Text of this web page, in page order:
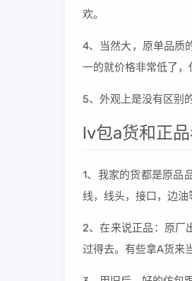
欢。
4、当然大，原单品质
一的就价格非常低了，
5、外观上是没有区别
lv包a货和正
1、我家的货都是原品
线，线头，接口，边油
2、在来说正品：原厂
过得去。有些拿A货来